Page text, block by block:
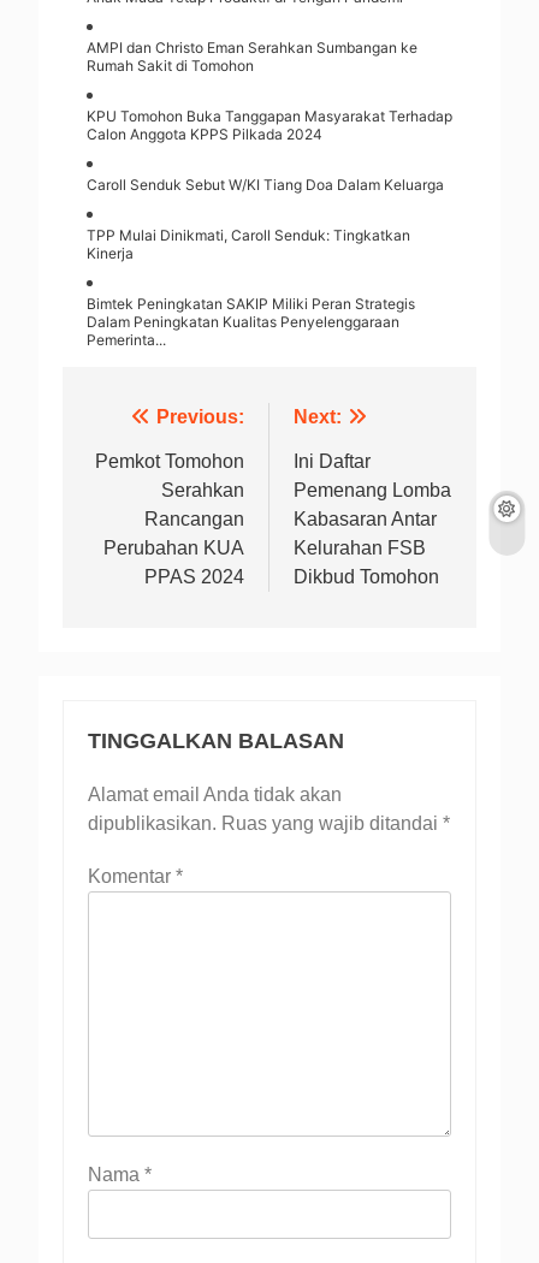
AMPI dan Christo Eman Serahkan Sumbangan ke
Rumah Sakit di Tomohon
KPU Tomohon Buka Tanggapan Masyarakat Terhadap
Calon Anggota KPPS Pilkada 2024
Caroll Senduk Sebut W/KI Tiang Doa Dalam Keluarga
TPP Mulai Dinikmati, Caroll Senduk: Tingkatkan
Kinerja
Bimtek Peningkatan SAKIP Miliki Peran Strategis
Dalam Peningkatan Kualitas Penyelenggaraan
Pemerinta...
Navigasi
pos
Previous:
Pemkot Tomohon
Serahkan
Rancangan
Perubahan KUA
PPAS 2024
Next:
Ini Daftar
Pemenang Lomba
Kabasaran Antar
Kelurahan FSB
Dikbud Tomohon
TINGGALKAN BALASAN
Alamat email Anda tidak akan
dipublikasikan. Ruas yang wajib ditandai *
Komentar *
Nama *